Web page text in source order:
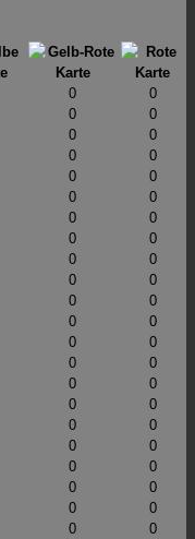
0
0
0
0
0
0
0
0
0
0
0
0
0
0
0
0
0
0
0
0
0
0
0
0
0
0
0
0
0
0
0
0
0
0
0
0
0
0
0
0
0
0
0
0